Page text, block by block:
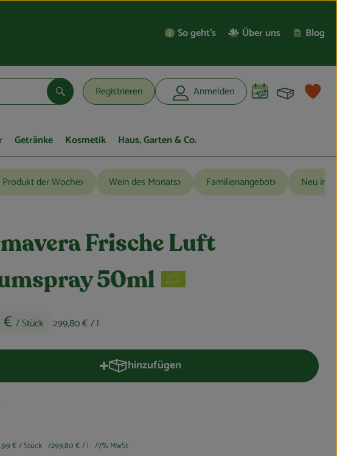
So geht’s Über uns Blog
Registrieren Anmelden
Suchen
Getränke Kosmetik Haus, Garten & Co.
Produkt der Woche Wein des Monats Familienangebot Neu im
Frische Luft
50ml
€ / Stück 299,80 €/ l
hinzufügen
hinzufügen
Produkt zum Warenkorb hinzufügen
€/ Stück 299,80 €/ l 7% MwSt